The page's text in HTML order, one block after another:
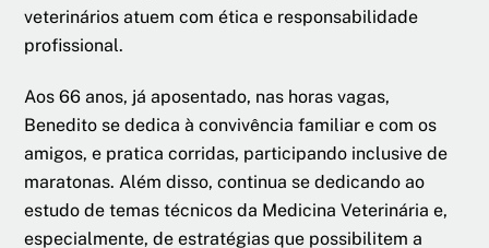
veterinários atuem com ética e responsabilidade
profissional.
Aos 66 anos, já aposentado, nas horas vagas,
Benedito se dedica à convivência familiar e com os
amigos, e pratica corridas, participando inclusive de
maratonas. Além disso, continua se dedicando ao
estudo de temas técnicos da Medicina Veterinária e,
especialmente, de estratégias que possibilitem a